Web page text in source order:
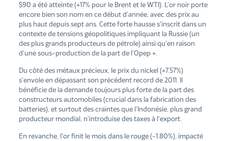
$90 a été atteinte (+17% pour le Brent et le WTI). L’or noir porte
encore bien son nom en ce début d’année, avec des prix au
plus haut depuis sept ans. Cette forte hausse s’inscrit dans un
contexte de tensions géopolitiques impliquant la Russie (un
des plus grands producteurs de pétrole) ainsi qu’en raison
d’une sous-production de la part de l’Opep +.
Du côté des métaux précieux, le prix du nickel (+7.57%)
s’envole en dépassant son précédent record de 2011. Il
bénéficie de la demande toujours plus forte de la part des
constructeurs automobiles (crucial dans la fabrication des
batteries), et surtout des craintes que l’Indonésie, plus grand
producteur mondial, n’introduise des taxes à l’export.
En revanche, l’or finit le mois dans le rouge (-1.80%), impacté